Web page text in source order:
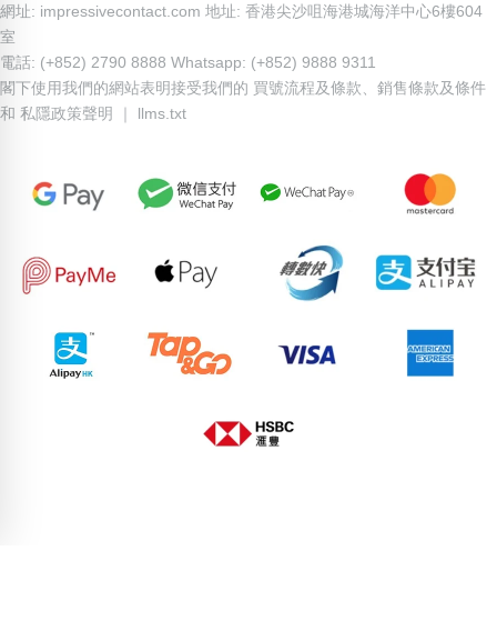
網址: impressivecontact.com 地址: 香港尖沙咀海港城海洋中心6樓604
室
電話: (+852) 2790 8888 Whatsapp: (+852) 9888 9311
閣下使用我們的網站表明接受我們的 買號流程及條款
銷售條款及條件
和 私隱政策聲明 llms.txt